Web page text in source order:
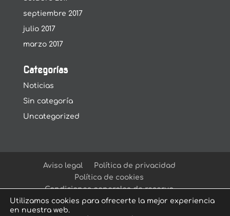
septiembre 2017
julio 2017
marzo 2017
Categorías
Noticias
Sin categoría
Uncategorized
Aviso legal
Política de privacidad
Política de cookies
Condiciones generales de reserva
Utilizamos cookies para ofrecerte la mejor experiencia
en nuestra web.